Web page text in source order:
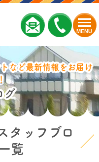
MENU
など最新情報をお届け
グ
タッフブロ
覧